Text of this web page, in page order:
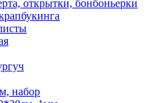
открытки, бонбоньерки
набор